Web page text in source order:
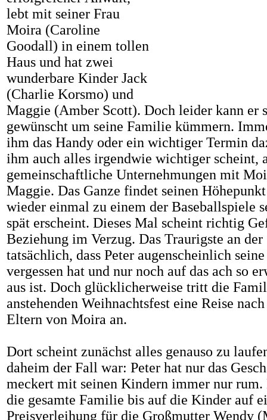
lebt mit seiner Frau
Moira (Caroline
Goodall) in einem tollen
Haus und hat zwei
wunderbare Kinder Jack
(Charlie Korsmo) und
Maggie (Amber Scott). Doch leider kann er
gewünscht um seine Familie kümmern.
ihm das Handy oder ein wichtiger Termin
ihm auch alles irgendwie wichtiger scheint,
gemeinschaftliche Unternehmungen mit
Maggie. Das Ganze findet seinen
wieder einmal zu einem der Baseballspiele
spät erscheint. Dieses Mal scheint richtig
Beziehung im Verzug. Das Traurigste an der
tatsächlich, dass Peter augenscheinlich
vergessen hat und nur noch auf das ach so
aus ist. Doch glücklicherweise tritt die
anstehenden Weihnachtsfest eine Reise
Eltern von Moira an.
Dort scheint zunächst alles genauso zu
daheim der Fall war: Peter hat nur das
meckert mit seinen Kindern immer nur rum.
die gesamte Familie bis auf die Kinder auf
Preisverleihung für die Großmutter Wendy